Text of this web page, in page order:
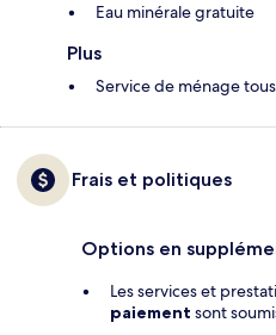
Eau minérale gratuite
Plus
Service de ménage
Frais et politiques
Options en
Les services et
paiement sont